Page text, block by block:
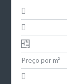
Preço por m²